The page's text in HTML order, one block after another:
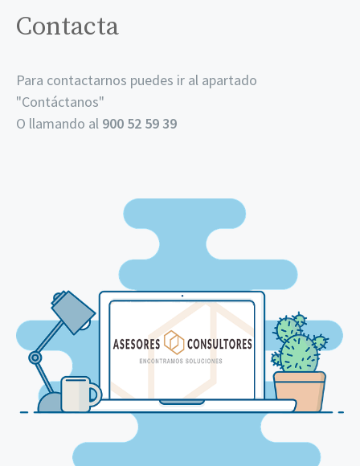
Contacta
Para contactarnos puedes ir al apartado
"Contáctanos"
O llamando al 900 52 59 39